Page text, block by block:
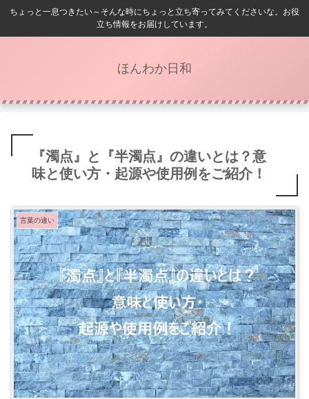
ちょっと一息つきたい～そんな時にちょっと立ち寄ってみてくださいな。お役
立ち情報をお届けしています。
ほんわか日和
『濁点』と『半濁点』の違いとは？意
味と使い方・起源や使用例をご紹介！
言葉の違い